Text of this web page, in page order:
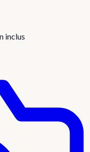
inclus